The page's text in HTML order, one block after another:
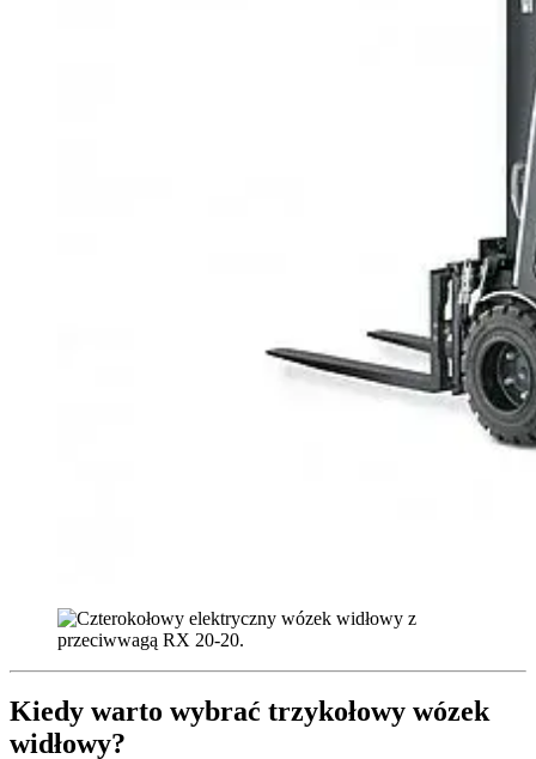
Kiedy warto wybrać trzykołowy wózek
widłowy?